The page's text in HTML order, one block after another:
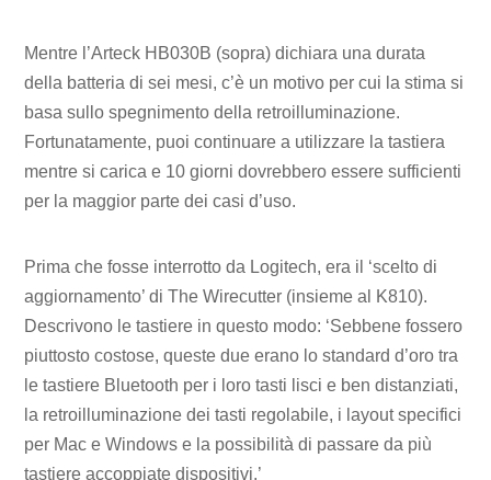
Mentre l’Arteck HB030B (sopra) dichiara una durata
della batteria di sei mesi, c’è un motivo per cui la stima si
basa sullo spegnimento della retroilluminazione.
Fortunatamente, puoi continuare a utilizzare la tastiera
mentre si carica e 10 giorni dovrebbero essere sufficienti
per la maggior parte dei casi d’uso.
Prima che fosse interrotto da Logitech, era il ‘scelto di
aggiornamento’ di The Wirecutter (insieme al K810).
Descrivono le tastiere in questo modo: ‘Sebbene fossero
piuttosto costose, queste due erano lo standard d’oro tra
le tastiere Bluetooth per i loro tasti lisci e ben distanziati,
la retroilluminazione dei tasti regolabile, i layout specifici
per Mac e Windows e la possibilità di passare da più
tastiere accoppiate dispositivi.’